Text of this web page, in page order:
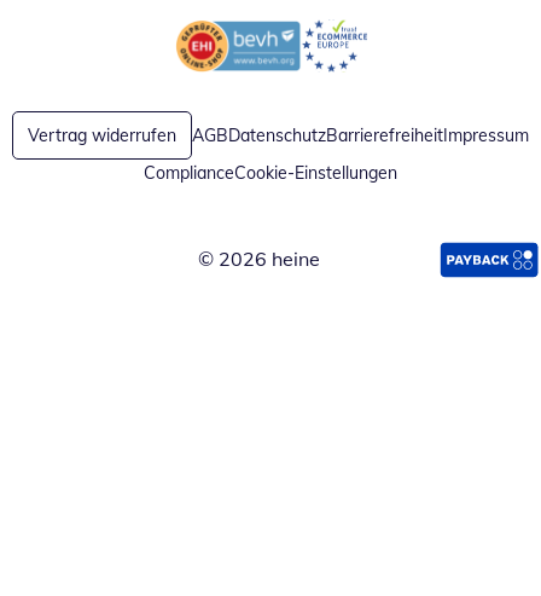
Öffnet in neuem FensterÖffnet in neuem Fenster
Vertrag widerrufen AGBDatenschutzBarrierefreiheitImpressum
ComplianceCookie-Einstellungen
© 2026 heine